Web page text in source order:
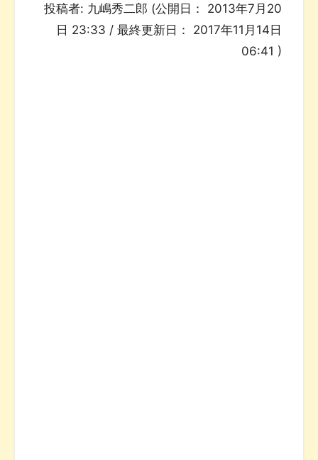
投稿者: 九嶋秀二郎 (公開日： 2013年7月20
日 23:33 / 最終更新日： 2017年11月14日
06:41 )